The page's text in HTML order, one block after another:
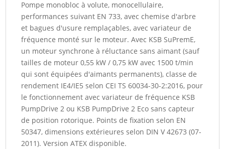
Pompe monobloc à volute, monocellulaire,
performances suivant EN 733, avec chemise d'arbre
et bagues d'usure remplaçables, avec variateur de
fréquence monté sur le moteur. Avec KSB SuPremE,
un moteur synchrone à réluctance sans aimant (sauf
tailles de moteur 0,55 kW / 0,75 kW avec 1500 t/min
qui sont équipées d'aimants permanents), classe de
rendement IE4/IE5 selon CEI TS 60034-30-2:2016, pour
le fonctionnement avec variateur de fréquence KSB
PumpDrive 2 ou KSB PumpDrive 2 Eco sans capteur
de position rotorique. Points de fixation selon EN
50347, dimensions extérieures selon DIN V 42673 (07-
2011). Version ATEX disponible.